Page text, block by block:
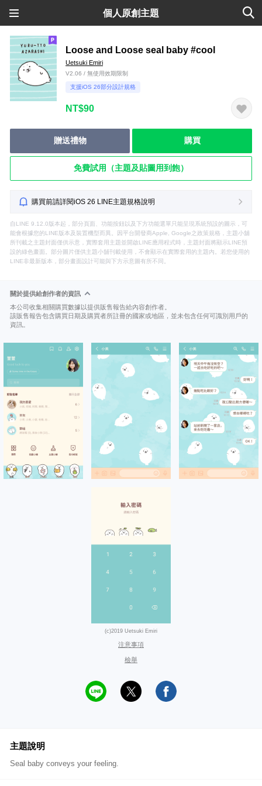
個人原創主題
Loose and Loose seal baby #cool
Uetsuki Emiri
V2.06 / 無使用效期限制
支援iOS 26部分設計規格
NT$90
贈送禮物 購買
免費試用（主題及貼圖用到飽）
購買前請詳閱iOS 26 LINE主題規格說明
自LINE 9.12.0版本起，部分頁面、功能按鈕以及下方功能選單只能呈現系統預設的圖示，可
能會根據您的LINE版本及裝置機型而異。因平台開發商Apple, Google之政策規格，主題小舖
所刊載之主題封面僅供示意，實際套用主題並開啟LINE應用程式時，主題封面將顯示LINE預
設的綠色畫面。部分圖片僅供主題小舖刊載使用，不會顯示在實際套用的主題內。若您使用的
LINE非最新版本，部分畫面設計可能與下方示意圖有所不同。
關於提供給創作者的資訊
本公司收集相關購買數據以提供販售報告給內容創作者。
該販售報告包含購買日期及購買者所註冊的國家或地區，並未包含任何可識別用戶的
資訊。
(c)2019 Uetsuki Emiri
注意事項
檢舉
主題說明
Seal baby conveys your feeling.